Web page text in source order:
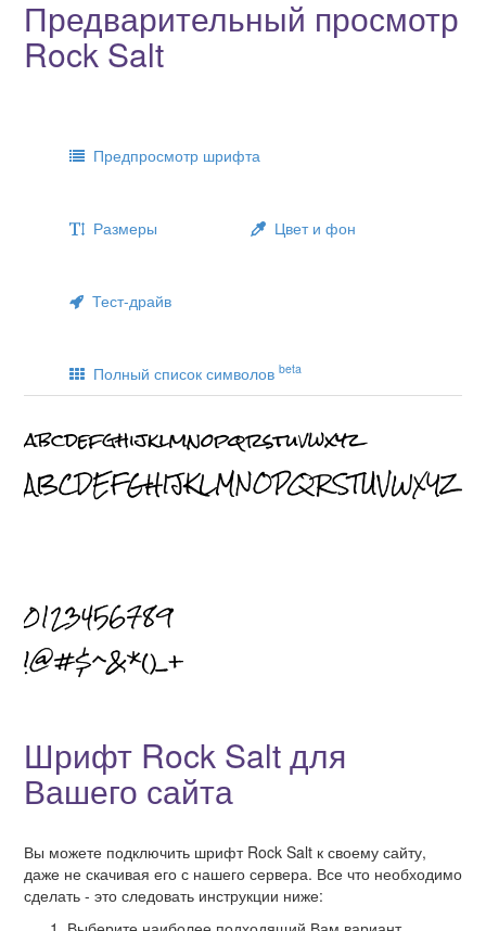
Предварительный просмотр
Rock Salt
Предпросмотр шрифта
Размеры Цвет и фон
Тест-драйв
Полный список символов beta
Шрифт Rock Salt для
Вашего сайта
Вы можете подключить шрифт Rock Salt к своему сайту,
даже не скачивая его с нашего сервера. Все что необходимо
сделать - это следовать инструкции ниже: